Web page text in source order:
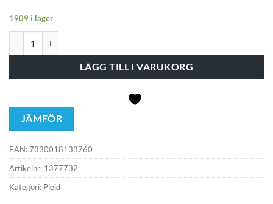
1909 i lager
LÄGG TILL I VARUKORG
JÄMFÖR
EAN:7330018133760
Artikelnr: 1377732
Kategori: Plejd